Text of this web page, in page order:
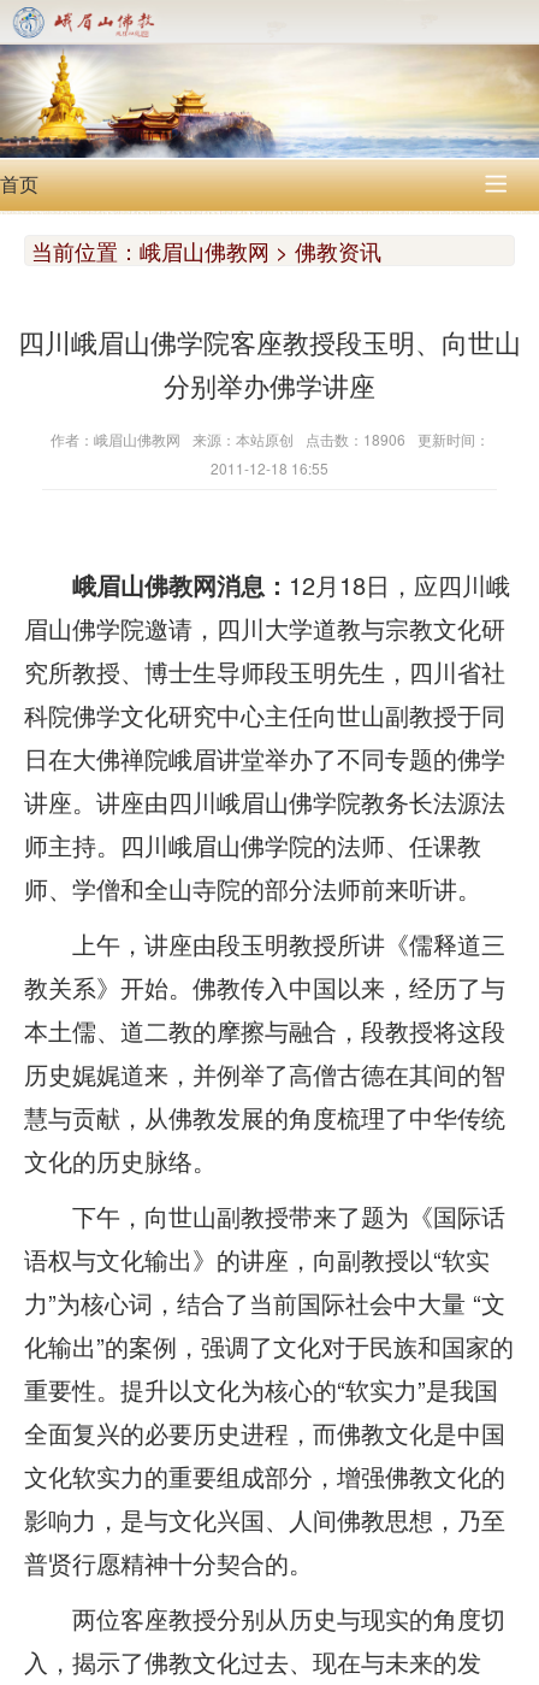
首页 
当前位置： 峨眉山佛教网 > 佛教资讯
四川峨眉山佛学院客座教授段玉明、向世山
分别举办佛学讲座
作者：峨眉山佛教网 来源：本站原创 点击数：18906
更新时间：
2011-12-18 16:55
峨眉山佛教网消息： 12月18日，应四川峨
眉山佛学院邀请，四川大学道教与宗教文化研
究所教授、博士生导师段玉明先生，四川省社
科院佛学文化研究中心主任向世山副教授于同
日在大佛禅院峨眉讲堂举办了不同专题的佛学
讲座。讲座由四川峨眉山佛学院教务长法源法
师主持。四川峨眉山佛学院的法师、任课教
师、学僧和全山寺院的部分法师前来听讲。
上午，讲座由段玉明教授所讲《儒释道三
教关系》开始。佛教传入中国以来，经历了与
本土儒、道二教的摩擦与融合，段教授将这段
历史娓娓道来，并例举了高僧古德在其间的智
慧与贡献，从佛教发展的角度梳理了中华传统
文化的历史脉络。
下午，向世山副教授带来了题为《国际话
语权与文化输出》的讲座，向副教授以“软实
力”为核心词，结合了当前国际社会中大量 “文
化输出”的案例，强调了文化对于民族和国家的
重要性。提升以文化为核心的“软实力”是我国
全面复兴的必要历史进程，而佛教文化是中国
文化软实力的重要组成部分，增强佛教文化的
影响力，是与文化兴国、人间佛教思想，乃至
普贤行愿精神十分契合的。
两位客座教授分别从历史与现实的角度切
入，揭示了佛教文化过去、现在与未来的发